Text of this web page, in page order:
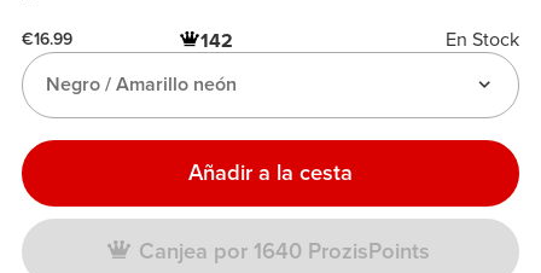
€16.99 142
En Stock
Negro / Amarillo neón
Añadir a la cesta
Canjea por 1640 ProzisPoints